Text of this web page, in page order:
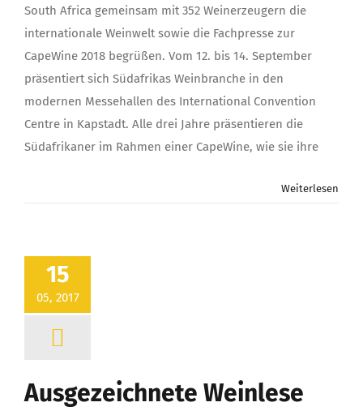
2018
South Africa gemeinsam mit 352 Weinerzeugern die
internationale Weinwelt sowie die Fachpresse zur
CapeWine 2018 begrüßen. Vom 12. bis 14. September
präsentiert sich Südafrikas Weinbranche in den
modernen Messehallen des International Convention
Centre in Kapstadt. Alle drei Jahre präsentieren die
Südafrikaner im Rahmen einer CapeWine, wie sie ihre
Weiterlesen
15
05, 2017
Ausgezeichnete Weinlese